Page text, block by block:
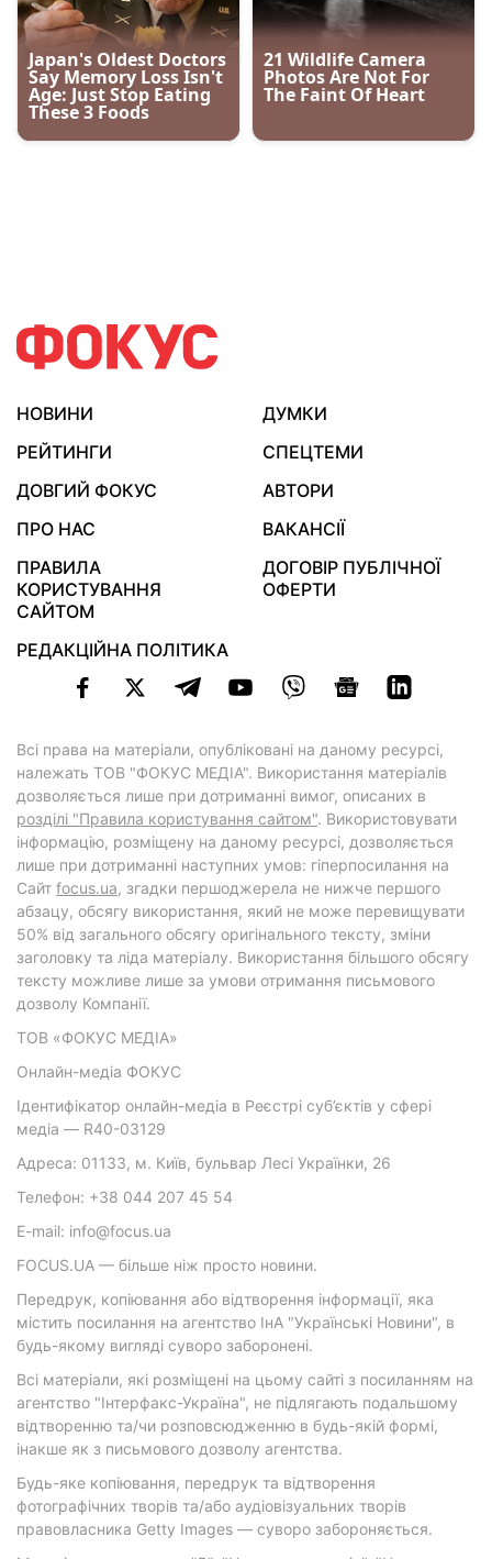
НОВИНИ
ДУМКИ
РЕЙТИНГИ
СПЕЦТЕМИ
ДОВГИЙ ФОКУС
АВТОРИ
ПРО НАС
ВАКАНСІЇ
ПРАВИЛА
КОРИСТУВАННЯ
САЙТОМ
ДОГОВІР ПУБЛІЧНОЇ
ОФЕРТИ
РЕДАКЦІЙНА ПОЛІТИКА
Всі права на матеріали, опубліковані на даному ресурсі,
належать ТОВ "ФОКУС МЕДІА". Використання матеріалів
дозволяється лише при дотриманні вимог, описаних в
розділі "Правила користування сайтом". Використовувати
інформацію, розміщену на даному ресурсі, дозволяється
лише при дотриманні наступних умов: гіперпосилання на
Cайт focus.ua, згадки першоджерела не нижче першого
абзацу, обсягу використання, який не може перевищувати
50% від загального обсягу оригінального тексту, зміни
заголовку та ліда матеріалу. Використання більшого обсягу
тексту можливе лише за умови отримання письмового
дозволу Компанії.
ТОВ «ФОКУС МЕДІА»
Онлайн-медіа ФОКУС
Ідентифікатор онлайн-медіа в Реєстрі суб’єктів у сфері
медіа — R40-03129
Адреса: 01133, м. Київ, бульвар Лесі Українки, 26
Телефон: +38 044 207 45 54
E-mail: info@focus.ua
FOCUS.UA — більше ніж просто новини.
Передрук, копіювання або відтворення інформації, яка
містить посилання на агентство ІнА "Українські Новини", в
будь-якому вигляді суворо заборонені.
Всі матеріали, які розміщені на цьому сайті з посиланням на
агентство "Інтерфакс-Україна", не підлягають подальшому
відтворенню та/чи розповсюдженню в будь-якій формі,
інакше як з письмового дозволу агентства.
Будь-яке копіювання, передрук та відтворення
фотографічних творів та/або аудіовізуальних творів
правовласника Getty Images — суворо забороняється.